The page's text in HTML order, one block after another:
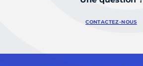
CONTACTEZ-NOUS